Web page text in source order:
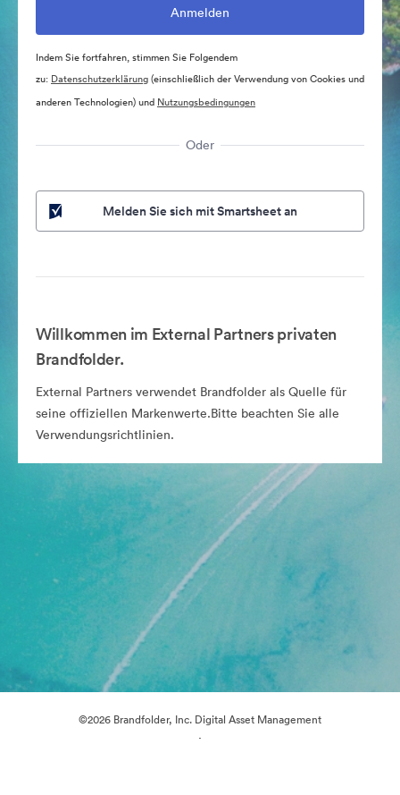
Indem Sie fortfahren, stimmen Sie Folgendem
zu: Datenschutzerklärung(einschließlich der Verwendung von Cookies und
anderen Technologien) und Nutzungsbedingungen
Oder
Melden Sie sich mit Smartsheet an
Willkommen im External Partners privaten
Brandfolder.
External Partners verwendet Brandfolder als Quelle für
seine offiziellen Markenwerte.Bitte beachten Sie alle
Verwendungsrichtlinien.
©2026 Brandfolder, Inc. Digital Asset Management
·